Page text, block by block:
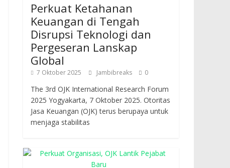
Perkuat Ketahanan
Keuangan di Tengah
Disrupsi Teknologi dan
Pergeseran Lanskap
Global
7 Oktober 2025 Jambibreaks 0
The 3rd OJK International Research Forum
2025 Yogyakarta, 7 Oktober 2025. Otoritas
Jasa Keuangan (OJK) terus berupaya untuk
menjaga stabilitas